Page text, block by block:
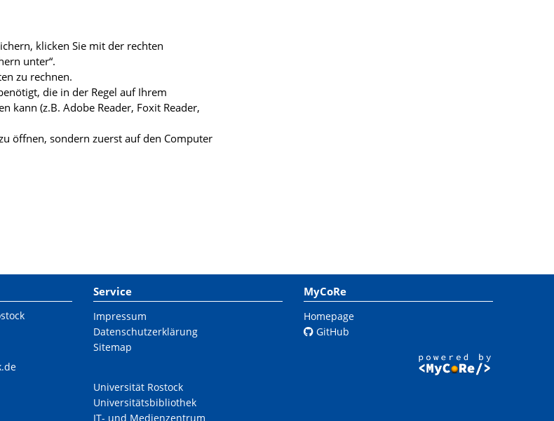
klicken Sie mit der rechten
unter“.
zu rechnen.
die in der Regel auf Ihrem
kann (z.B. Adobe Reader, Foxit Reader,
öffnen, sondern zuerst auf den Computer
Service
Impressum
Datenschutzerklärung
Sitemap
Universität Rostock
Universitätsbibliothek
IT- und Medienzentrum
MyCoRe
Homepage
GitHub